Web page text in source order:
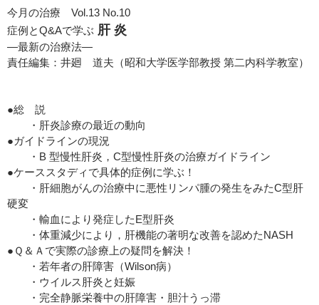
今月の治療 Vol.13 No.10
症例とQ&Aで学ぶ 肝 炎
―最新の治療法―
責任編集：井廻 道夫（昭和大学医学部教授 第二内科学教室）
●総 説
・肝炎診療の最近の動向
●ガイドラインの現況
・B 型慢性肝炎，C型慢性肝炎の治療ガイドライン
●ケーススタディで具体的症例に学ぶ！
・肝細胞がんの治療中に悪性リンパ腫の発生をみたC型肝
硬変
・輸血により発症したE型肝炎
・体重減少により，肝機能の著明な改善を認めたNASH
●Ｑ＆Ａで実際の診療上の疑問を解決！
・若年者の肝障害（Wilson病）
・ウイルス肝炎と妊娠
・完全静脈栄養中の肝障害・胆汁うっ滞